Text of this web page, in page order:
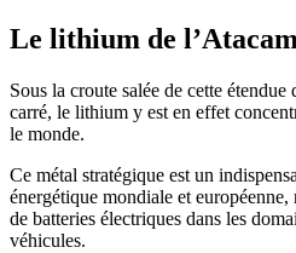
Le lithium de
Sous la croute salée de cette
carré, le lithium y est en effet
le monde.
Ce métal stratégique est un
énergétique mondiale et
de batteries électriques dans les
véhicules.